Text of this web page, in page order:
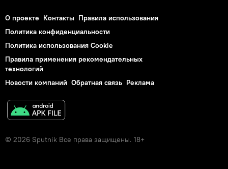
О проекте Контакты Правила использования
Политика конфиденциальности
Политика использования Cookie
Правила применения рекомендательных
технологий
Новости компаний Обратная связь Реклама
© 2026 Sputnik Все права защищены. 18+